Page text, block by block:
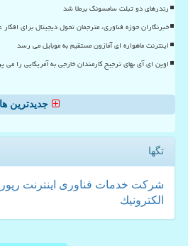
رندرهای دو تبلت سامسونگ برملا شد
خبرنگاران حوزه فناوری، مترجمان تحول دیجیتال برای
اینترنت ماهواره ای آمازون مستقیم به موبایل می رسد
اوپن ای آی بهای ترجیح کارمندان خارجی به آمریکایی را می
جدیدترین ها
تگها
شركت خدمات فناوری اینترنت
الكترونیك